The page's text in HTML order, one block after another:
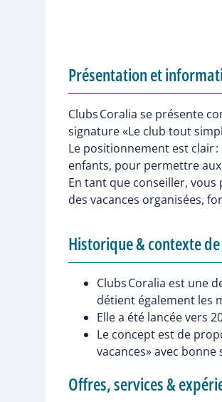
Présentation et
Clubs Coralia se présente
signature «Le club tout
Le positionnement est clair
enfants, pour permettre
En tant que conseiller,
des vacances organisées,
Historique & contexte
Clubs Coralia est une
détient également les
Elle a été lancée vers
Le concept est de
vacances» avec
Offres, services &